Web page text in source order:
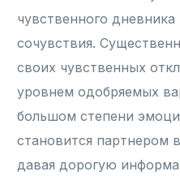
чувственного
сочувствия.
своих чувственных
уровнем одобряемых
большом степени
становится партнером
давая дорогую